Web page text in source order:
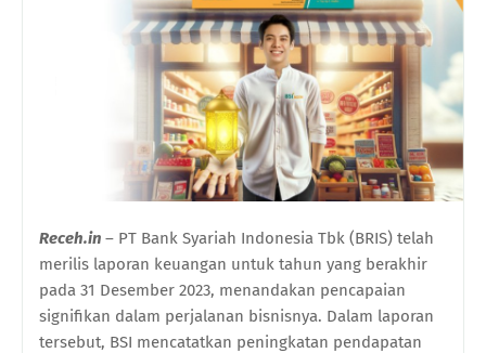
Receh.in – PT Bank Syariah Indonesia Tbk (BRIS) telah
merilis laporan keuangan untuk tahun yang berakhir
pada 31 Desember 2023, menandakan pencapaian
signifikan dalam perjalanan bisnisnya. Dalam laporan
tersebut, BSI mencatatkan peningkatan pendapatan